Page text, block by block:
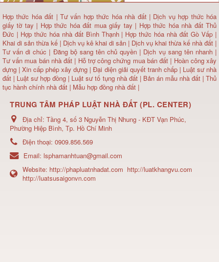
Hợp thức hóa đất |Tư vấn hợp thức hóa nhà đất| Dịch vụ hợp thức hóa
giấy tờ tay | Hợp thức hóa đất mua giấy tay | Hợp thức hóa nhà đất Thủ
Đức | Hợp thức hóa nhà đất Bình Thạnh | Hợp thức hóa nhà đất Gò Vấp |
Khai di sản thừa kế | Dịch vụ kê khai di sản | Dịch vụ khai thừa kế nhà đất |
Tư vấn di chúc | Đăng bộ sang tên chủ quyền | Dịch vụ sang tên nhanh |
Tư vấn mua bán nhà đất | Hỗ trợ công chứng mua bán đất | Hoàn công xây
dựng | Xin cấp phép xây dựng |Đại diện giải quyết tranh chấp | Luật sư nhà
đất | Luật sư hợp đồng | Luật sư tố tụng nhà đất | Bản án mẫu nhà đất|Thủ
tục hành chính nhà đất | Mẫu hợp đồng nhà đất |
TRUNG TÂM PHÁP LUẬT NHÀ ĐẤT (PL. CENTER)
Địa chỉ: Tầng 4, số 3 Nguyễn Thị Nhung - KĐT Vạn Phúc,
Phường Hiệp Bình, Tp. Hồ Chí Minh
Điện thoại: 0909.856.569
Email: lsphamanhtuan@gmail.com
Website: http://phapluatnhadat.com http://luatkhangvu.com
http://luatsusaigonvn.com